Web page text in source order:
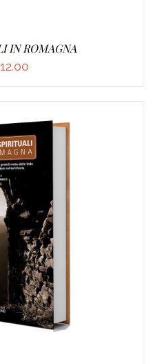
IN ROMAGNA
12.00
/